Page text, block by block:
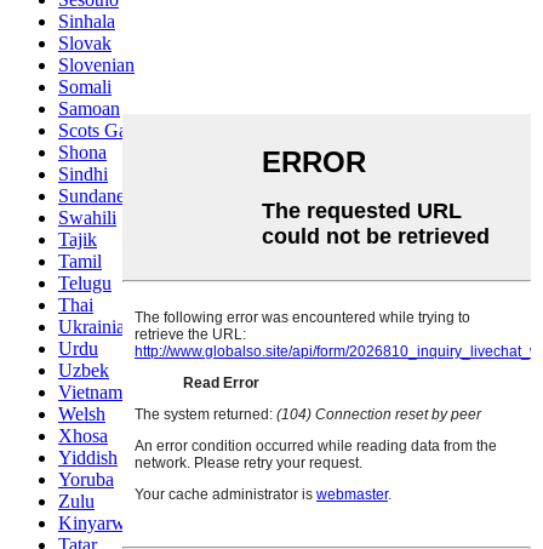
Sinhala
Slovak
Slovenian
Somali
Samoan
Scots Gaelic
Shona
Sindhi
Sundanese
Swahili
Tajik
Tamil
Telugu
Thai
Ukrainian
Urdu
Uzbek
Vietnamese
Welsh
Xhosa
Yiddish
Yoruba
Zulu
Kinyarwanda
Tatar